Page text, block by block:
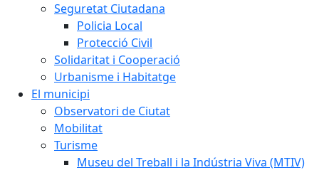
Seguretat Ciutadana
Policia Local
Protecció Civil
Solidaritat i Cooperació
Urbanisme i Habitatge
El municipi
Observatori de Ciutat
Mobilitat
Turisme
Museu del Treball i la Indústria Viva (MTIV)